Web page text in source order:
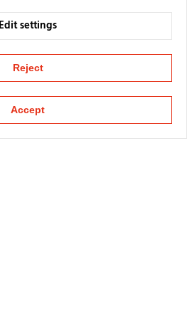
Edit settings
Reject
Accept